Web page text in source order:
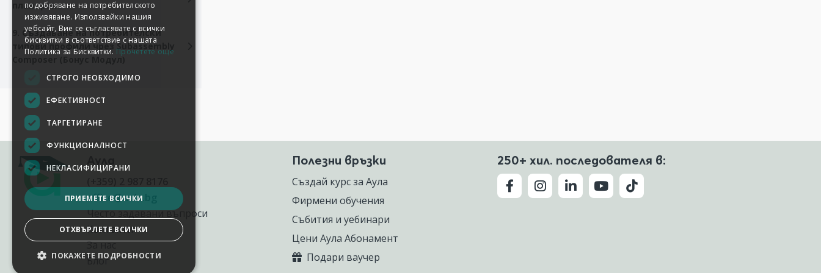
планиране
9. Създаване на потребителски
типови профили чрез Subassembly
Composer (Бонус Модул)
office@aula.bg
Често задавани въпроси
Контакти
За нас
Блог
Полезни връзки
Създай курс за Аула
Фирмени обучения
Събития и уебинари
Цени Аула Абонамент
Подари ваучер
250+ хил. последователя в:
подобряване на потребителското
изживяване. Използвайки нашия
уебсайт, Вие се съгласявате с всички
бисквитки в съответствие с нашата
Политика за Бисквитки. Прочетете още
СТРОГО НЕОБХОДИМО
ЕФЕКТИВНОСТ
ТАРГЕТИРАНЕ
ФУНКЦИОНАЛНОСТ
НЕКЛАСИФИЦИРАНИ
ПРИЕМЕТЕ ВСИЧКИ
ОТХВЪРЛЕТЕ ВСИЧКИ
ПОКАЖЕТЕ ПОДРОБНОСТИ